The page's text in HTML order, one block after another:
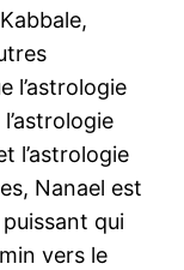
l’astrologie
l’astrologie
l’astrologie
Nanael est
qui
vers le